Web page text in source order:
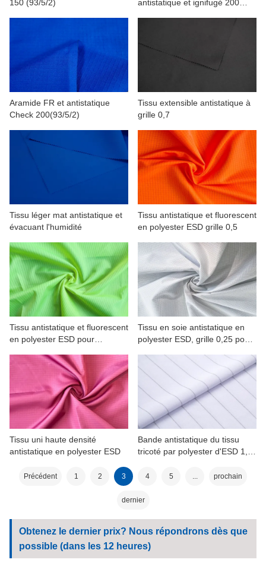
150 (93/5/2)
antistatique et ignifugé 200
Aramide FR et antistatique
Check 200(93/5/2)
Tissu extensible antistatique à
grille 0,7
Tissu léger mat antistatique et
évacuant l'humidité
Tissu antistatique et fluorescent
en polyester ESD grille 0,5
Tissu antistatique et fluorescent
en polyester ESD pour
Tissu en soie antistatique en
polyester ESD, grille 0,25 pour
Tissu uni haute densité
antistatique en polyester ESD
Bande antistatique du tissu
tricoté par polyester d'ESD 1,6
Précédent 1 2 3 4 5 ... prochain
dernier
Obtenez le dernier prix? Nous répondrons dès que
possible (dans les 12 heures)